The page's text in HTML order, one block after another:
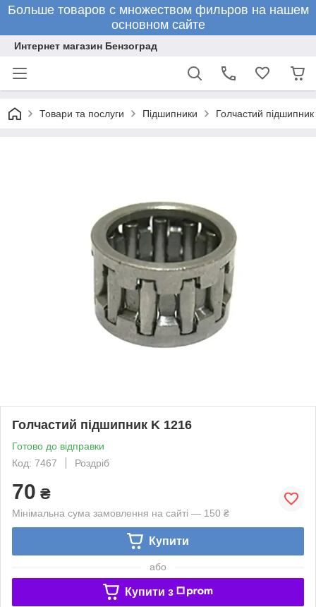
Больше товаров с множеством фильров на нашем
основном сайте
Интернет магазин Бензоград
Товари та послуги Підшипники Голчастий
Голчастий підшипник K 1216
Готово до відправки
Код: 7467
Роздріб
70 ₴
Мінімальна сума замовлення на сайті — 150 ₴
Купити
або
Купити з